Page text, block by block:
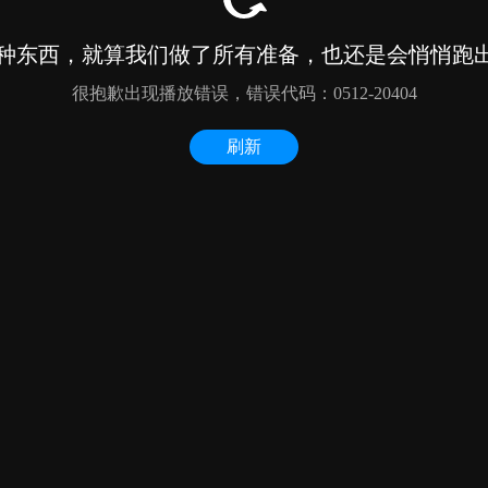
东西，就算我们做了所有准备，也还是会悄悄跑
很抱歉出现播放错误，错误代码：0512-20404
刷新